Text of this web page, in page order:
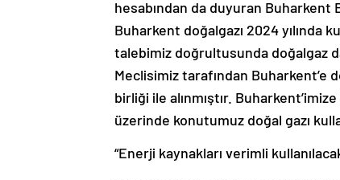
hesabından da duyuran Buharkent
Buharkent doğalgazı 2024 yılında
talebimiz doğrultusunda doğalgaz
Meclisimiz tarafından Buharkent’e
birliği ile alınmıştır.
üzerinde konutumuz doğal gazı
“Enerji kaynakları verimli